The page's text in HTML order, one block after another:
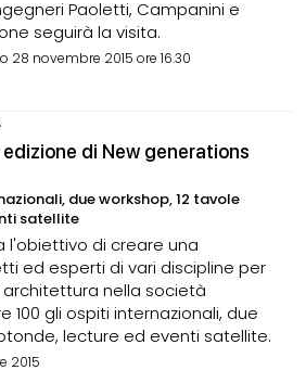
Paoletti, Campanini e
seguirà la visita.
28 novembre 2015 ore 16.30
di New generations
due workshop, 12 tavole
satellite
l'obiettivo di creare una
ed esperti di vari discipline per
architettura nella società
100 gli ospiti internazionali, due
lecture ed eventi satellite.
2015